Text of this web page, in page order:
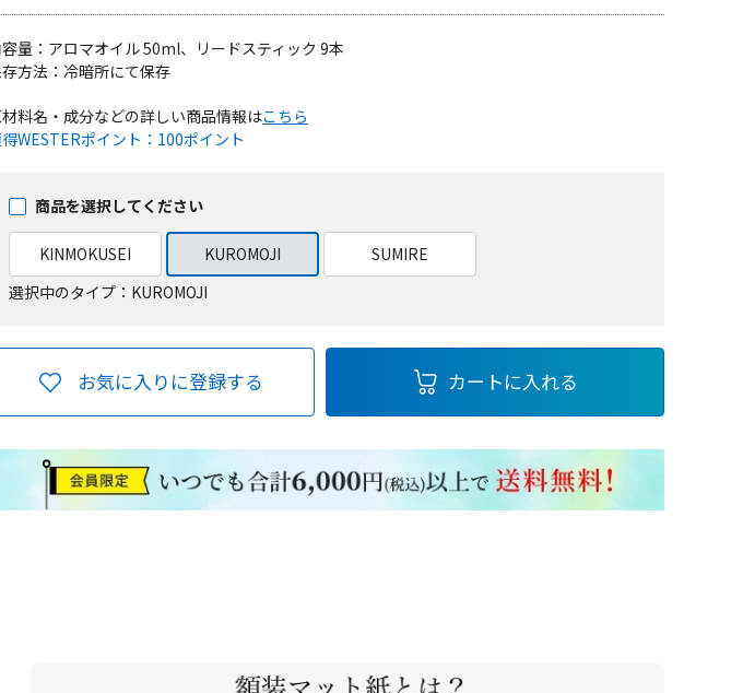
量： アロマオイル 50ml、リードスティック 9本
方法： 冷暗所にて保存
WESTERポイント： 100ポイント
商品を選択してください
KINMOKUSEI KUROMOJI
SUMIRE
選択中のタイプ：KUROMOJI
カートに入れる
お気に入りに登録する
料名・成分などの詳しい商品情報はこちら